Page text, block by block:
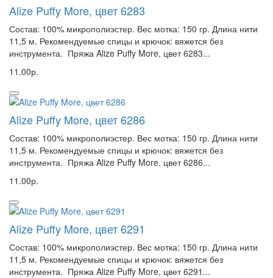
Alize Puffy More, цвет 6283
Состав: 100% микрополиэстер. Вес мотка: 150 гр. Длина нити
11,5 м. Рекомендуемые спицы и крючок: вяжется без
инструмента. Пряжа Alize Puffy More, цвет 6283...
11.00р.
Alize Puffy More, цвет 6286
Состав: 100% микрополиэстер. Вес мотка: 150 гр. Длина нити
11,5 м. Рекомендуемые спицы и крючок: вяжется без
инструмента. Пряжа Alize Puffy More, цвет 6286...
11.00р.
Alize Puffy More, цвет 6291
Состав: 100% микрополиэстер. Вес мотка: 150 гр. Длина нити
11,5 м. Рекомендуемые спицы и крючок: вяжется без
инструмента. Пряжа Alize Puffy More, цвет 6291...